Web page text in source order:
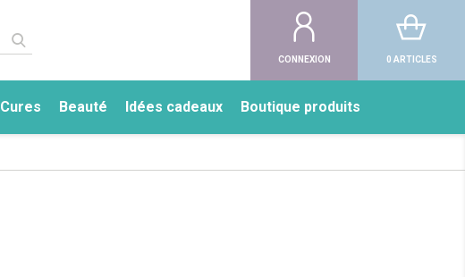
CONNEXION 0 ARTICLES
Cures Beauté Idées cadeaux Boutique produits